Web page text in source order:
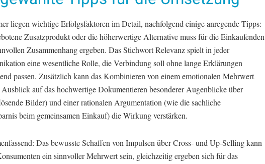
liegen wichtige Erfolgsfaktoren im Detail, nachfolgend einige anregende Tipps:
Zusatzprodukt oder die höherwertige Alternative muss für die Einkaufenden
Zusammenhang ergeben. Das Stichwort Relevanz spielt in jeder
eine wesentliche Rolle, die Verbindung soll ohne lange Erklärungen
passen. Zusätzlich kann das Kombinieren von einem emotionalen Mehrwert
auf das hochwertige Dokumentieren besonderer Augenblicke über
Bilder) und einer rationalen Argumentation (wie die sachliche
beim gemeinsamen Einkauf) die Wirkung verstärken.
Das bewusste Schaffen von Impulsen über Cross- und Up-Selling kann
ein sinnvoller Mehrwert sein, gleichzeitig ergeben sich für das